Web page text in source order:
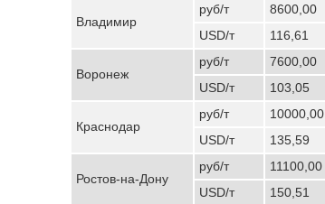
Владимир
руб/т 8600,00
USD/т
116,61
Воронеж
руб/т 7600,00
USD/т
103,05
Краснодар
руб/т 10000,00
USD/т
135,59
Ростов-на-Дону
руб/т 11100,00
USD/т
150,51